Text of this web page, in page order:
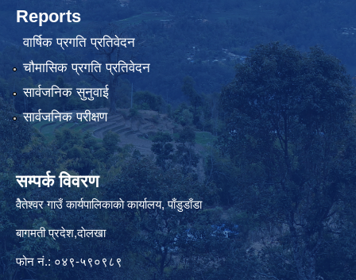
Reports
वार्षिक प्रगति प्रतिवेदन
चौमासिक प्रगति प्रतिवेदन
सार्वजनिक सुनुवाई
सार्वजनिक परीक्षण
सम्पर्क विवरण
वैेतेश्वर गाउँ कार्यपालिकाकाे कार्यालय, पाँडुडाँडा
बागमती‌ प्रदेश,दाेलखा
फोन नं.: ०४९-५९०९८९